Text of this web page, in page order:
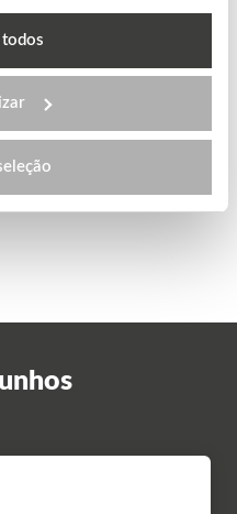
de High School
futuros.